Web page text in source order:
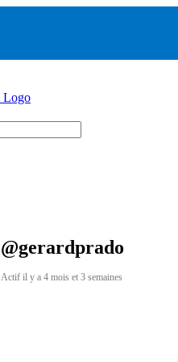
@gerardprado
Actif il y a 4 mois et 3 semaines